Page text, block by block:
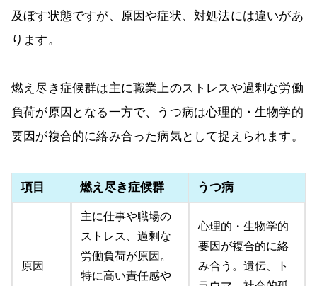
及ぼす状態ですが、原因や症状、対処法には違いがあ
ります。
燃え尽き症候群は主に職業上のストレスや過剰な労働
負荷が原因となる一方で、うつ病は心理的・生物学的
要因が複合的に絡み合った病気として捉えられます。
項目 燃え尽き症候群 うつ病
原因
主に仕事や職場の
ストレス、過剰な
労働負荷が原因。
特に高い責任感や
心理的・生物学的
要因が複合的に絡
み合う。遺伝、ト